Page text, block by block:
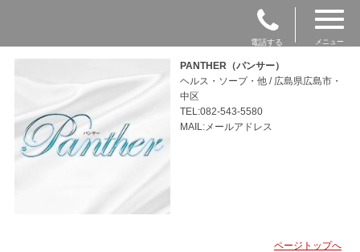
電話する メニュー
PANTHER（パンサー）
ヘルス・ソープ・他 / 広島県広島市・
中区
TEL:082-543-5580
MAIL:メールアドレス
ページトップへ